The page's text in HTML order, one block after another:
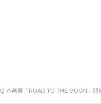
『ROAD TO THE MOON』開催決定！